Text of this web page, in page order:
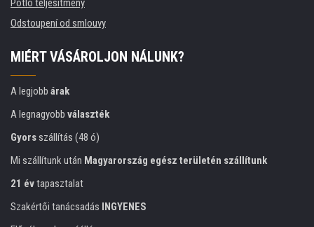
Pótló teljesítmény
Odstoupení od smlouvy
MIÉRT VÁSÁROLJON NÁLUNK?
A legjobb árak
A legnagyobb választék
Gyorsszállítás (48 ó)
Mi szállítunk után Magyarország egész területén szállítunk
21 évtapasztalat
Szakértői tanácsadás
INGYENES